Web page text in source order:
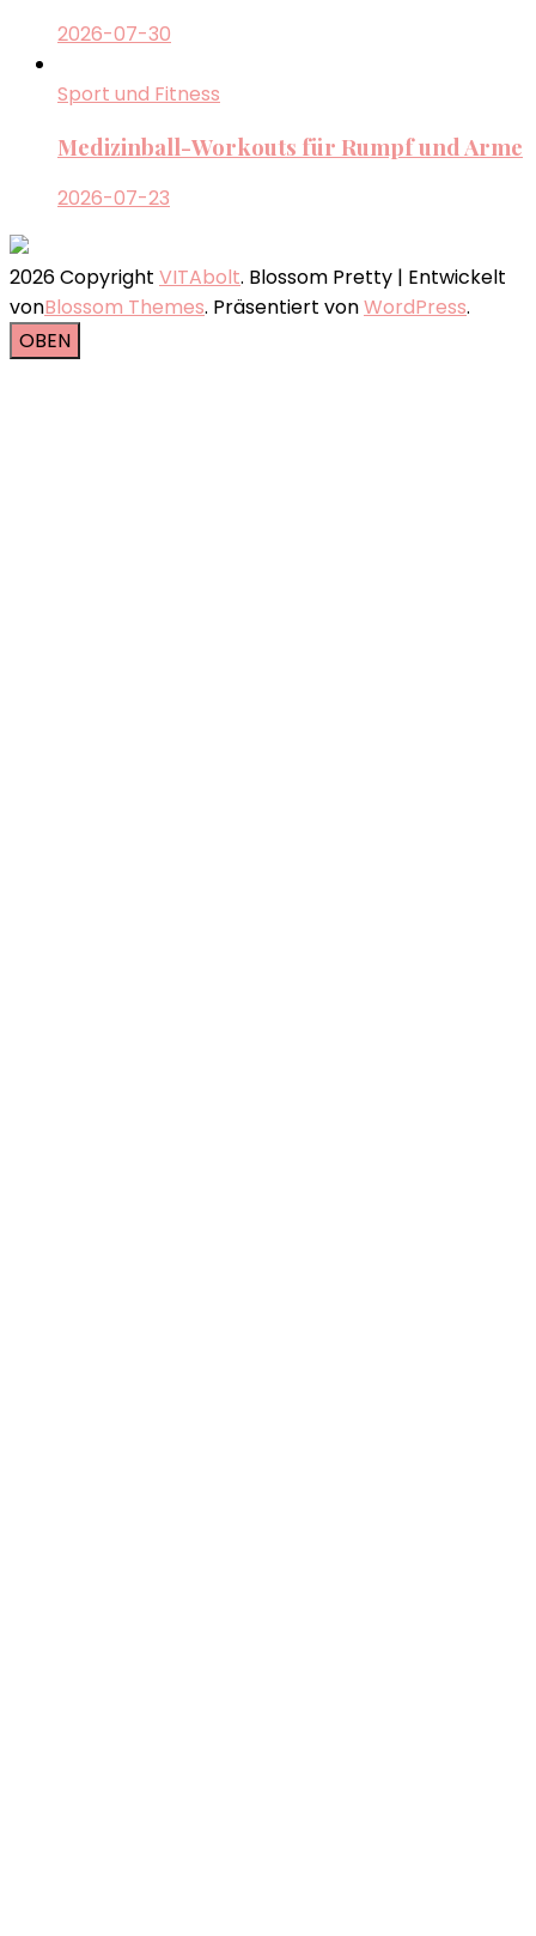
2026-07-30
Sport und Fitness
Medizinball-Workouts für Rumpf und Arme
2026-07-23
2026 Copyright VITAbolt. Blossom Pretty | Entwickelt
vonBlossom Themes. Präsentiert vonWordPress.
OBEN